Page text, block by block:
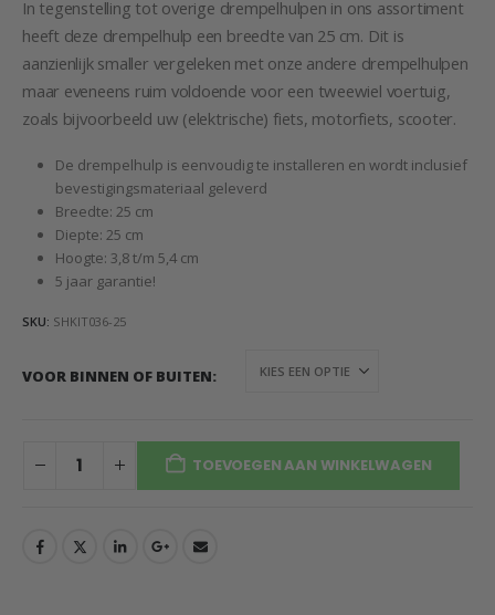
In tegenstelling tot overige drempelhulpen in ons assortiment
heeft deze drempelhulp een breedte van 25 cm. Dit is
aanzienlijk smaller vergeleken met onze andere drempelhulpen
maar eveneens ruim voldoende voor een tweewiel voertuig,
zoals bijvoorbeeld uw (elektrische) fiets, motorfiets, scooter.
De drempelhulp is eenvoudig te installeren en wordt inclusief
bevestigingsmateriaal geleverd
Breedte: 25 cm
Diepte: 25 cm
Hoogte: 3,8 t/m 5,4 cm
5 jaar garantie!
SKU: SHKIT036-25
VOOR BINNEN OF BUITEN
TOEVOEGEN AAN WINKELWAGEN